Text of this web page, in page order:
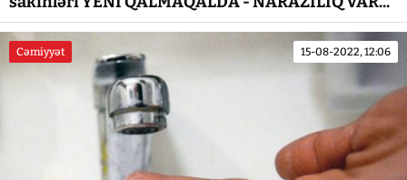
Cəmiyyət 15-08-2022, 12:06